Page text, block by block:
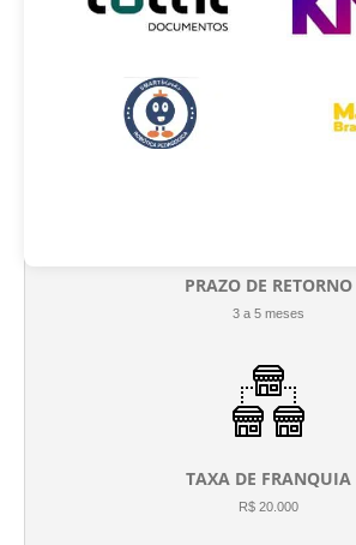
INVESTIMENTO INICIAL
PRAZO DE RETORNO
3 a 5 meses
TAXA DE FRANQUIA
R$ 20.000